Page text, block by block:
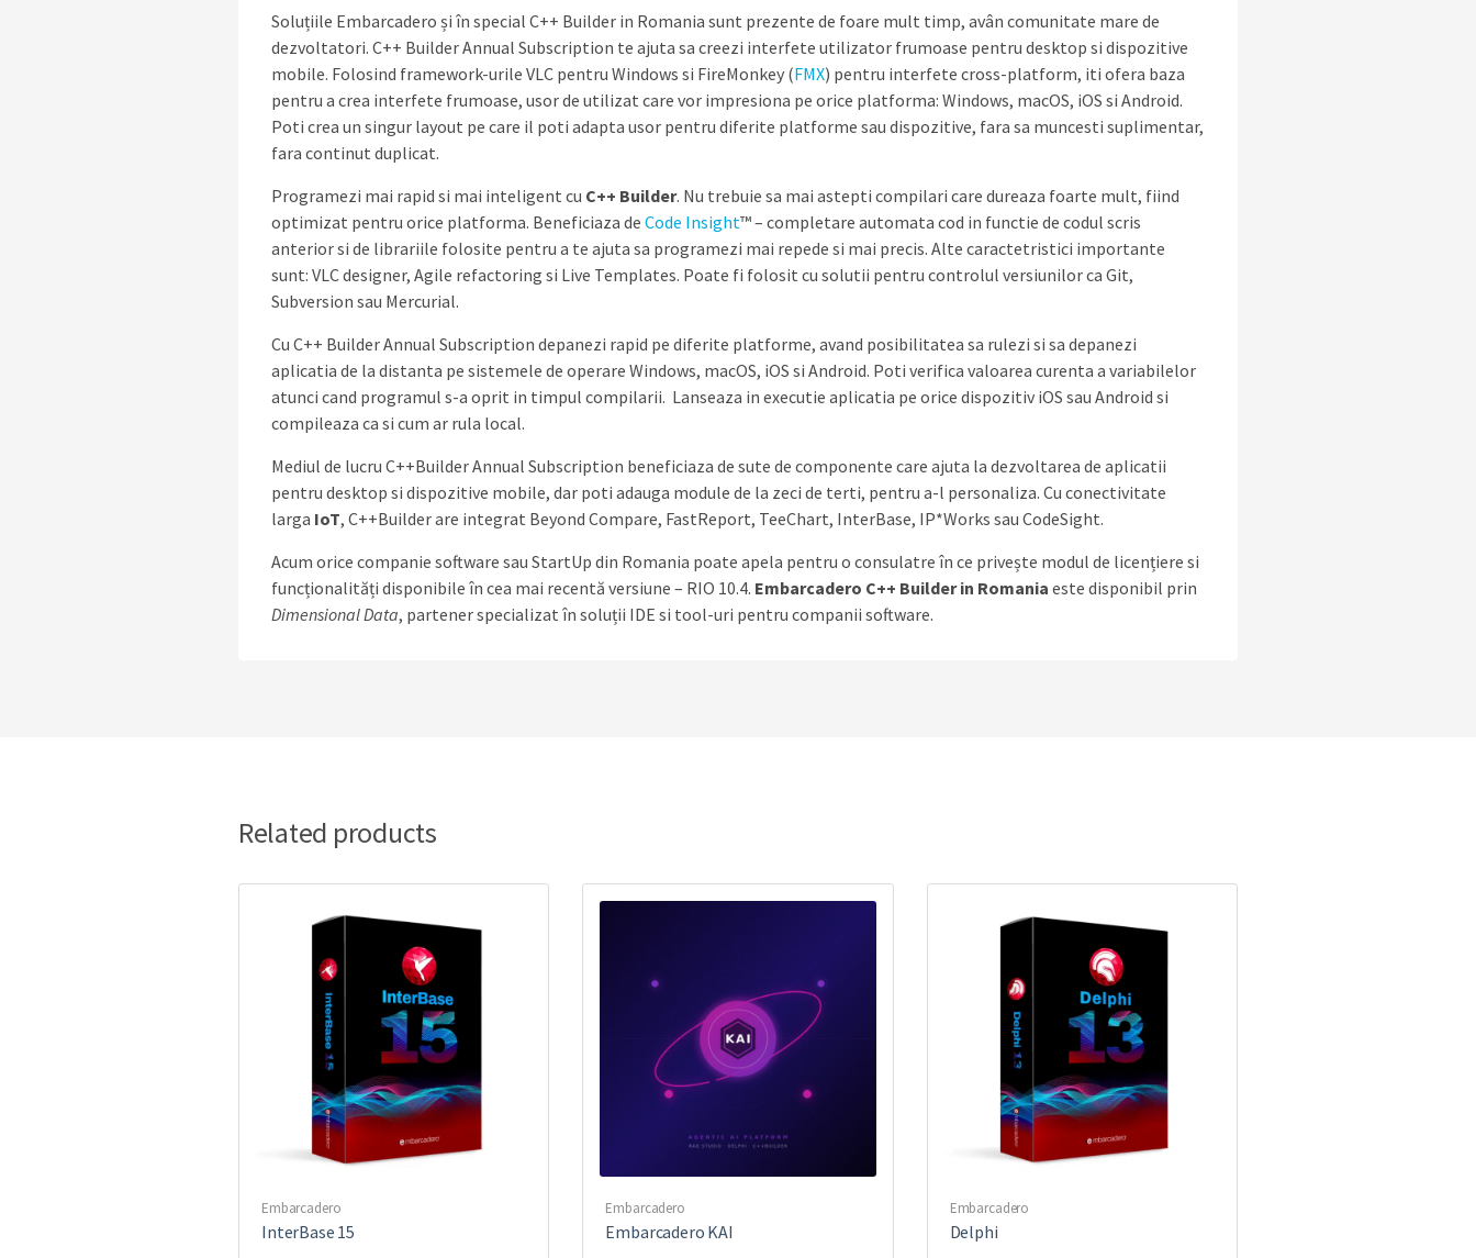
Soluțiile Embarcadero și în special C++ Builder in Romania sunt prezente de foare mult timp, avân comunitate mare de
dezvoltatori. C++ Builder Annual Subscription te ajuta sa creezi interfete utilizator frumoase pentru desktop si dispozitive
mobile. Folosind framework-urile VLC pentru Windows si FireMonkey (FMX) pentru interfete cross-platform, iti ofera baza
pentru a crea interfete frumoase, usor de utilizat care vor impresiona pe orice platforma: Windows, macOS, iOS si Android.
Poti crea un singur layout pe care il poti adapta usor pentru diferite platforme sau dispozitive, fara sa muncesti suplimentar,
fara continut duplicat.
Programezi mai rapid si mai inteligent cu C++ Builder. Nu trebuie sa mai astepti compilari care dureaza foarte mult, fiind
optimizat pentru orice platforma. Beneficiaza de Code Insight™ – completare automata cod in functie de codul scris
anterior si de librariile folosite pentru a te ajuta sa programezi mai repede si mai precis. Alte caractetristici importante
sunt: VLC designer, Agile refactoring si Live Templates. Poate fi folosit cu solutii pentru controlul versiunilor ca Git,
Subversion sau Mercurial.
Cu C++ Builder Annual Subscription depanezi rapid pe diferite platforme, avand posibilitatea sa rulezi si sa depanezi
aplicatia de la distanta pe sistemele de operare Windows, macOS, iOS si Android. Poti verifica valoarea curenta a variabilelor
atunci cand programul s-a oprit in timpul compilarii. Lanseaza in executie aplicatia pe orice dispozitiv iOS sau Android si
compileaza ca si cum ar rula local.
Mediul de lucru C++Builder Annual Subscription beneficiaza de sute de componente care ajuta la dezvoltarea de aplicatii
pentru desktop si dispozitive mobile, dar poti adauga module de la zeci de terti, pentru a-l personaliza. Cu conectivitate
larga IoT, C++Builder are integrat Beyond Compare, FastReport, TeeChart, InterBase, IP*Works sau CodeSight.
Acum orice companie software sau StartUp din Romania poate apela pentru o consulatre în ce privește modul de licențiere si
funcționalități disponibile în cea mai recentă versiune – RIO 10.4. Embarcadero C++ Builder in Romania este disponibil prin
Dimensional Data, partener specializat în soluții IDE si tool-uri pentru companii software.
Related products
Embarcadero
InterBase 15
Embarcadero
Embarcadero KAI
Embarcadero
Delphi